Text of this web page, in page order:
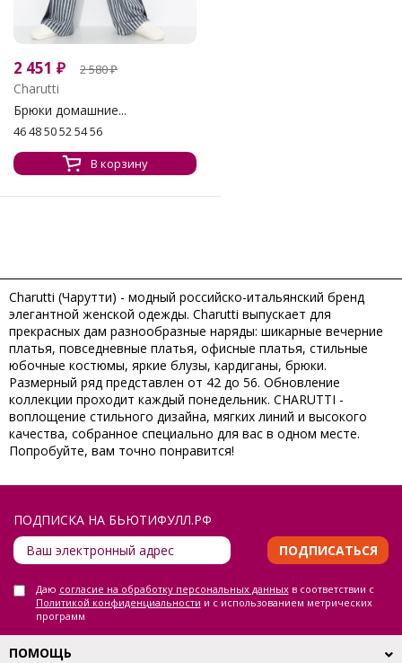
2 451 ₽ 2 580₽
Charutti
Брюки домашние...
46 48 50 52 54 56
В корзину
Charutti (Чарутти) - модный российско-итальянский бренд
элегантной женской одежды. Charutti выпускает для
прекрасных дам разнообразные наряды: шикарные вечерние
платья, повседневные платья, офисные платья, стильные
юбочные костюмы, яркие блузы, кардиганы, брюки.
Размерный ряд представлен от 42 до 56. Обновление
коллекции проходит каждый понедельник. CHARUTTI -
воплощение стильного дизайна, мягких линий и высокого
качества, собранное специально для вас в одном месте.
Попробуйте, вам точно понравится!
ПОДПИСКА НА БЬЮТИФУЛЛ.РФ
ПОДПИСАТЬСЯ
Даю согласие на обработку персональных данныхв соответствии с
Политикой конфиденциальности и с использованием метрических
программ
ПОМОЩЬ